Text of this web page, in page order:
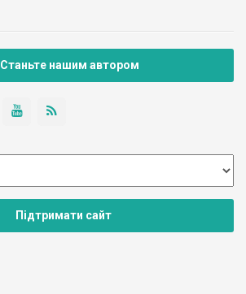
Станьте нашим автором
Підтримати сайт